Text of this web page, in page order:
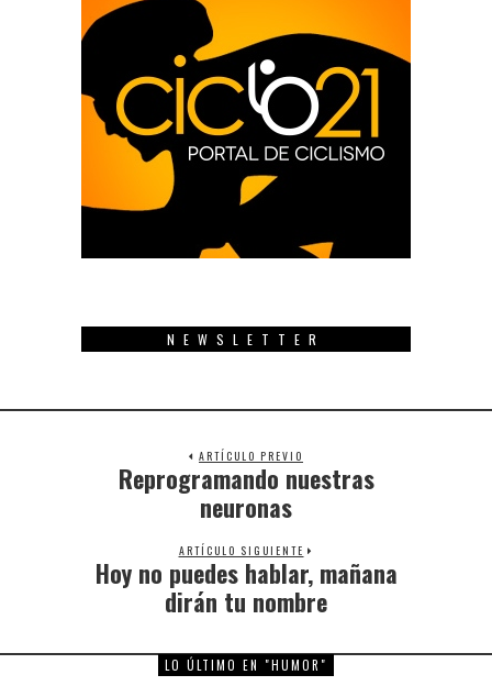
NEWSLETTER
ARTÍCULO PREVIO
Previous
Reprogramando nuestras
neuronas
ARTÍCULO SIGUIENTE
Next
Hoy no puedes hablar, mañana
dirán tu nombre
LO ÚLTIMO EN "HUMOR"